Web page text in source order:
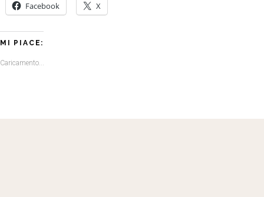
Facebook X
MI PIACE:
Caricamento...